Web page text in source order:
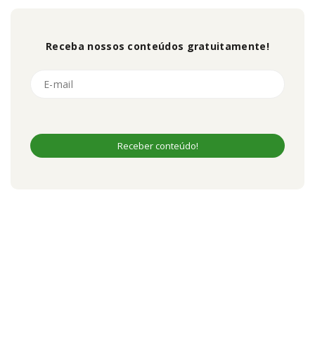
Receba nossos conteúdos gratuitamente!